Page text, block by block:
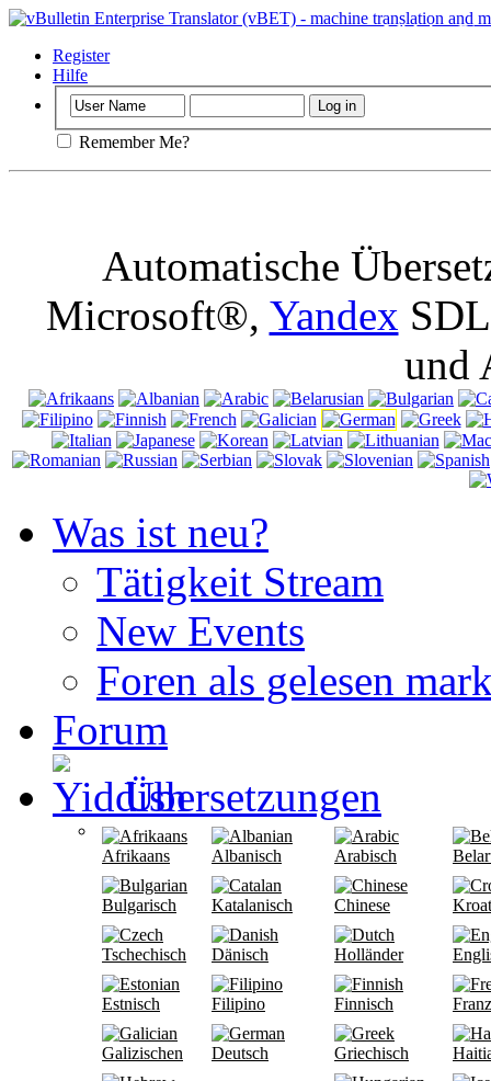
Wichtige:
Register
Hilfe
Remember Me?
Automatische
Microsoft®, Yandex
und
Was ist neu?
Tätigkeit Stream
New Events
Foren als gelesen
Forum
Übersetzungen
Afrikaans Albanisch Arabisch
Bulgarisch Katalanisch Chinese
Tschechisch Dänisch Holländer
Estnisch Filipino Finnisch
Galizischen Deutsch Griechisch